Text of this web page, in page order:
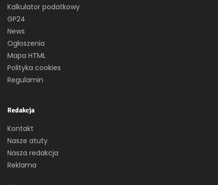
Kalkulator podatkowy
GP24
News
Ogłoszenia
Mapa HTML
Polityka cookies
Regulamin
Redakcja
Kontakt
Nasze atuty
Nasza redakcja
Reklama